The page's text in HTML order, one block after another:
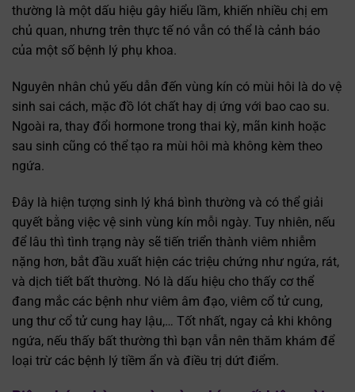
thường là một dấu hiệu gây hiểu lầm, khiến nhiều chị em
chủ quan, nhưng trên thực tế nó vẫn có thể là cảnh báo
của một số bệnh lý phụ khoa.
Nguyên nhân chủ yếu dẫn đến vùng kín có mùi hôi là do vệ
sinh sai cách, mặc đồ lót chất hay dị ứng với bao cao su.
Ngoài ra, thay đổi hormone trong thai kỳ, mãn kinh hoặc
sau sinh cũng có thể tạo ra mùi hôi mà không kèm theo
ngứa.
Đây là hiện tượng sinh lý khá bình thường và có thể giải
quyết bằng việc vệ sinh vùng kín mỗi ngày. Tuy nhiên, nếu
để lâu thì tình trạng này sẽ tiến triển thành viêm nhiễm
nặng hơn, bắt đầu xuất hiện các triệu chứng như ngứa, rát,
và dịch tiết bất thường. Nó là dấu hiệu cho thấy cơ thể
đang mắc các bệnh như viêm âm đạo, viêm cổ tử cung,
ung thư cổ tử cung hay lậu,… Tốt nhất, ngay cả khi không
ngứa, nếu thấy bất thường thì bạn vẫn nên thăm khám để
loại trừ các bệnh lý tiềm ẩn và điều trị dứt điểm.